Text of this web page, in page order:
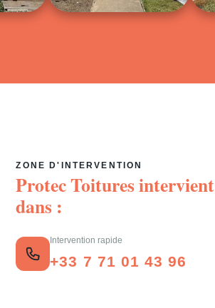
ZONE D'INTERVENTION
Protec Toitures
dans :
Intervention rapide
+33 7 71 01 43 96